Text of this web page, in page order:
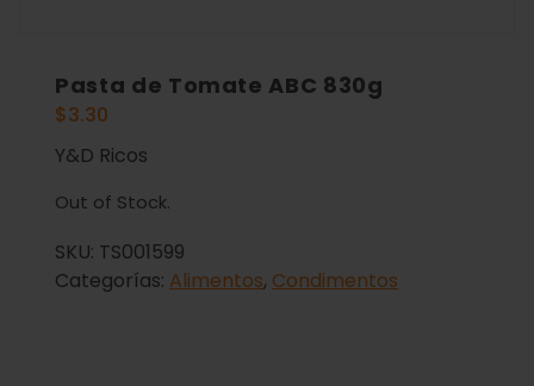
Pasta de Tomate ABC 830g
$3.30
Y&D Ricos
Out of Stock.
SKU: TS001599
Categorías: Alimentos, Condimentos